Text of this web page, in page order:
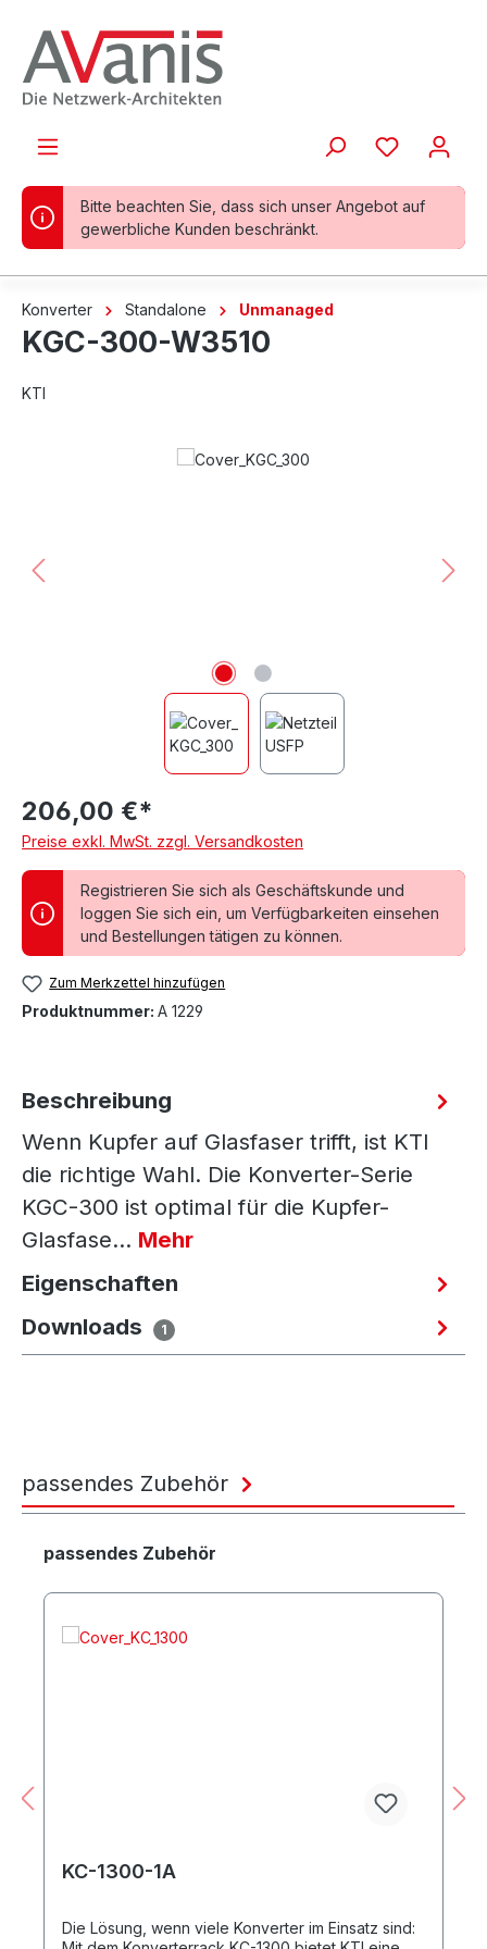
Bitte beachten Sie, dass sich unser Angebot auf
gewerbliche Kunden beschränkt.
Konverter Standalone Unmanaged
KGC-300-W3510
KTI
Bildergalerie überspringen
206,00 €*
Preise exkl. MwSt. zzgl. Versandkosten
Registrieren Sie sich als Geschäftskunde und
loggen Sie sich ein, um Verfügbarkeiten einsehen
und Bestellungen tätigen zu können.
Zum Merkzettel hinzufügen
Produktnummer: A 1229
Beschreibung
Wenn Kupfer auf Glasfaser trifft, ist KTI
die richtige Wahl. Die Konverter-Serie
KGC-300 ist optimal für die Kupfer-
Glasfase… Mehr
Eigenschaften
Downloads
1
passendes Zubehör
Produktgalerie überspringen
passendes Zubehör
KC-1300-1A
Die Lösung, wenn viele Konverter im Einsatz sind: